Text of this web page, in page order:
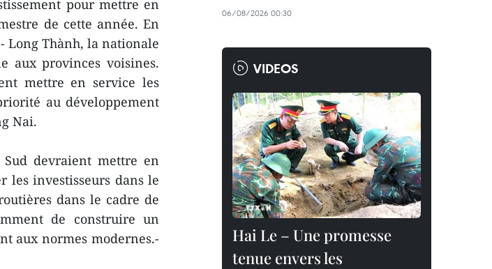
pour mettre en
de cette année. En
Long Thành, la nationale
aux provinces voisines.
mettre en service les
au développement
Nai.
devraient mettre en
les investisseurs dans le
dans le cadre de
de construire un
aux normes modernes.-
06/08/2026 00:30
VIDEOS
Hai Le – Une promesse
tenue envers les